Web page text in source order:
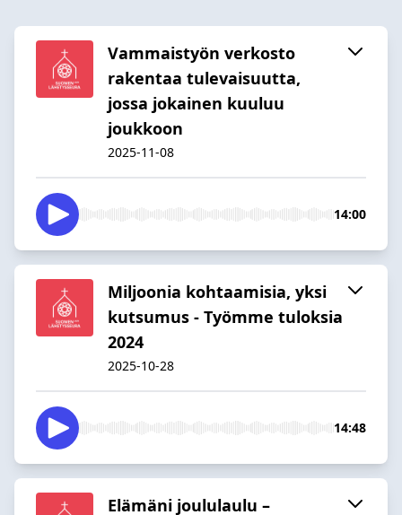
Vammaistyön verkosto
rakentaa tulevaisuutta,
jossa jokainen kuuluu
joukkoon
2025-11-08
14:00
Miljoonia kohtaamisia, yksi
kutsumus - Työmme tuloksia
2024
2025-10-28
14:48
Elämäni joululaulu –